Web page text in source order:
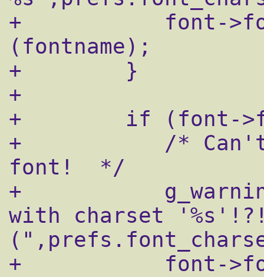
+	    font->font = gdk_font_load
(fontname);
+        }
+
+        if (font-
+           /* Can't
font!  */
+	    g_warning ("Can't load any font
with charset
+	    font->font =